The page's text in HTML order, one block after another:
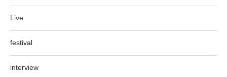
Live
festival
interview